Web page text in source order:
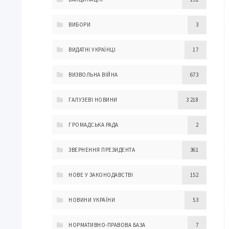
ВИБОРИ 3
ВИДАТНІ УКРАЇНЦІ 17
ВИЗВОЛЬНА ВІЙНА 673
ГАЛУЗЕВІ НОВИНИ 3 218
ГРОМАДСЬКА РАДА 2
ЗВЕРНЕННЯ ПРЕЗИДЕНТА 361
НОВЕ У ЗАКОНОДАВСТВІ 152
НОВИНИ УКРАЇНИ 53
НОРМАТИВНО-ПРАВОВА БАЗА 7